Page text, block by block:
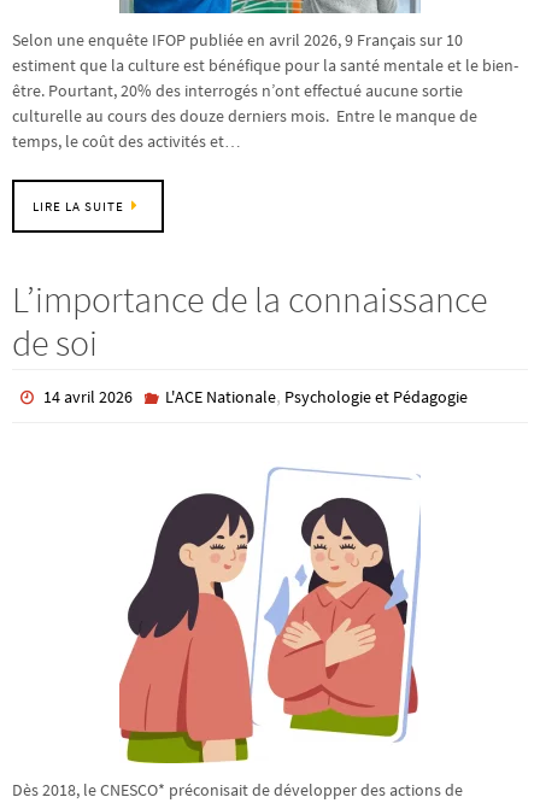
Selon une enquête IFOP publiée en avril 2026, 9 Français sur 10
estiment que la culture est bénéfique pour la santé mentale et le bien-
être. Pourtant, 20% des interrogés n’ont effectué aucune sortie
culturelle au cours des douze derniers mois. Entre le manque de
temps, le coût des activités et…
LIRE LA SUITE
L’importance de la connaissance
de soi
14 avril 2026 L'ACE Nationale, Psychologie et Pédagogie
Dès 2018, le CNESCO* préconisait de développer des actions de